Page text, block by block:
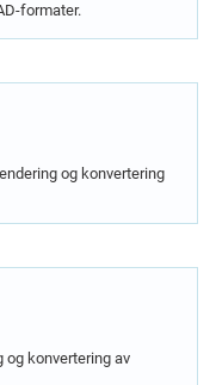
formater.
og konvertering
og konvertering av